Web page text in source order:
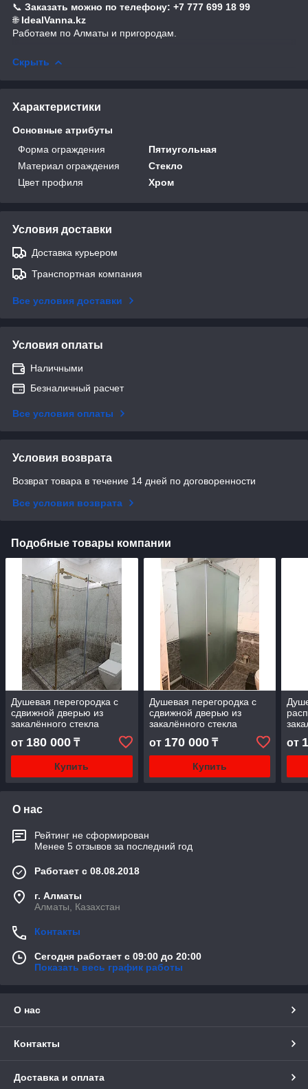
📞 Заказать можно по телефону: +7 777 699 18 99
🌐 IdealVanna.kz
Работаем по Алматы и пригородам.
Скрыть
Характеристики
Основные атрибуты
Форма ограждения
Пятиугольная
Материал ограждения
Стекло
Цвет профиля
Хром
Условия доставки
Доставка курьером
Транспортная компания
Все условия доставки
Условия оплаты
Наличными
Безналичный расчет
Все условия оплаты
Условия возврата
Возврат товара в течение 14 дней по договоренности
Все условия возврата
Подобные товары компании
Душевая перегородка с
сдвижной дверью из
закалённого стекла
толщиной 8 мм. Стекло —
прозрачное, фурнитура —
золото
от 180 000 ₸
Купить
Душевая перегородка с
сдвижной дверью из
закалённого стекла
толщиной 8 мм. Стекло —
матовое, фурнитура —
хром
от 170 000₸
Купить
от
О нас
Рейтинг не сформирован
Менее 5 отзывов за последний год
Работает с 08.08.2018
г. Алматы
Алматы, Казахстан
Контакты
Сегодня работает с 09:00 до 20:00
Показать весь график работы
О нас
Контакты
Доставка и оплата